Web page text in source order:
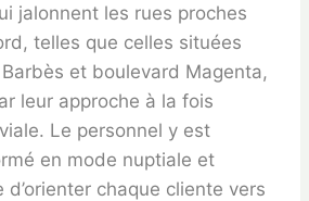
jalonnent les rues proches
telles que celles situées
et boulevard Magenta,
leur approche à la fois
Le personnel y est
en mode nuptiale et
chaque cliente vers